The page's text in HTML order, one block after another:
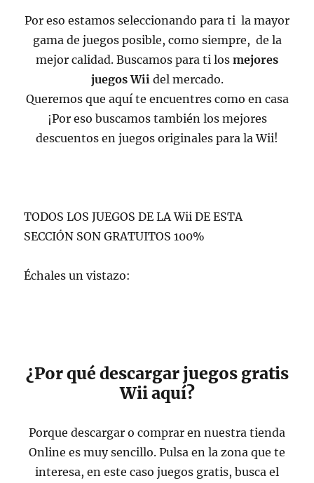
Por eso estamos seleccionando para ti la mayor
gama de juegos posible, como siempre, de la
mejor calidad. Buscamos para ti los mejores
juegos Wiidel mercado.
Queremos que aquí te encuentres como en casa
¡Por eso buscamos también los mejores
descuentos en juegos originales para la Wii!
TODOS LOS JUEGOS DE LA Wii DE ESTA
SECCIÓN SON GRATUITOS 100%
Échales un vistazo:
¿Por qué descargar juegos gratis
Wii aquí?
Porque descargar o comprar en nuestra tienda
Online es muy sencillo. Pulsa en la zona que te
interesa, en este caso juegos gratis, busca el